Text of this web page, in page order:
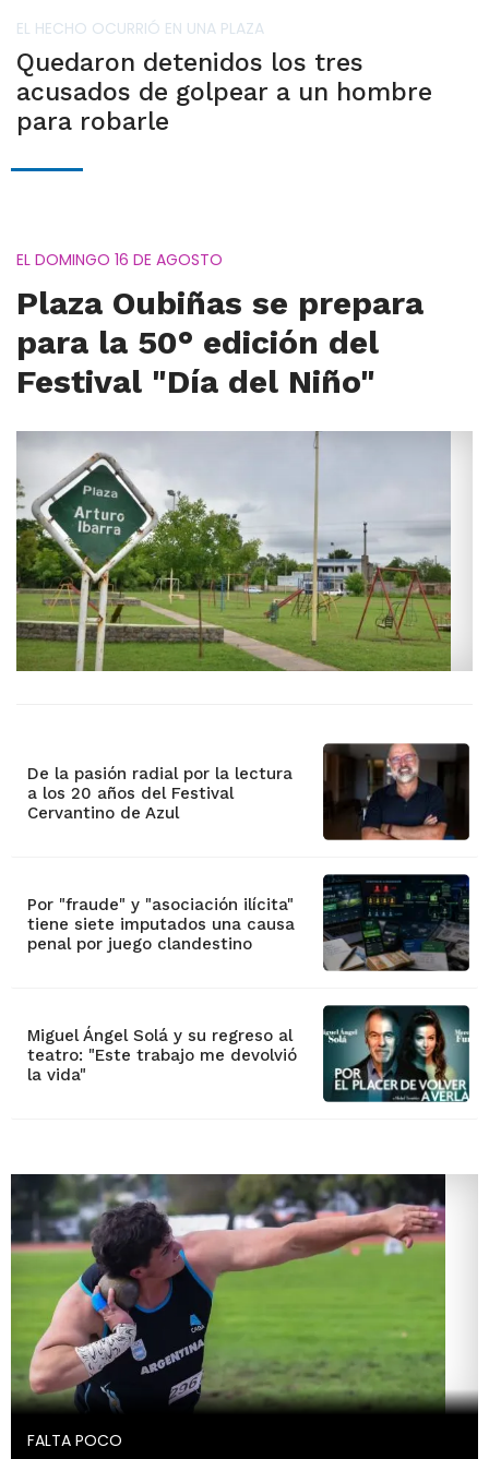
EL HECHO OCURRIÓ EN UNA PLAZA
Quedaron detenidos los tres
acusados de golpear a un hombre
para robarle
EL DOMINGO 16 DE AGOSTO
Plaza Oubiñas se prepara
para la 50° edición del
Festival "Día del Niño"
De la pasión radial por la lectura
a los 20 años del Festival
Cervantino de Azul
Por "fraude" y "asociación ilícita"
tiene siete imputados una causa
penal por juego clandestino
Miguel Ángel Solá y su regreso al
teatro: "Este trabajo me devolvió
la vida"
FALTA POCO